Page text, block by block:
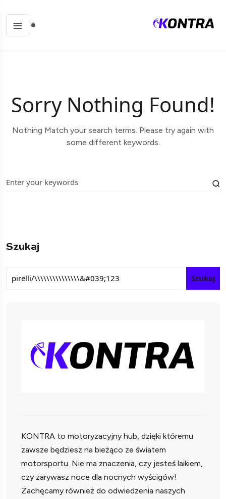
Sorry Nothing Found!
Nothing Match your search terms. Please try again with
some different keywords.
Szukaj
Szukaj
KONTRA to motoryzacyjny hub, dzięki któremu
zawsze będziesz na bieżąco ze światem
motorsportu. Nie ma znaczenia, czy jesteś laikiem,
czy zarywasz noce dla nocnych wyścigów!
Zachęcamy również do odwiedzenia naszych